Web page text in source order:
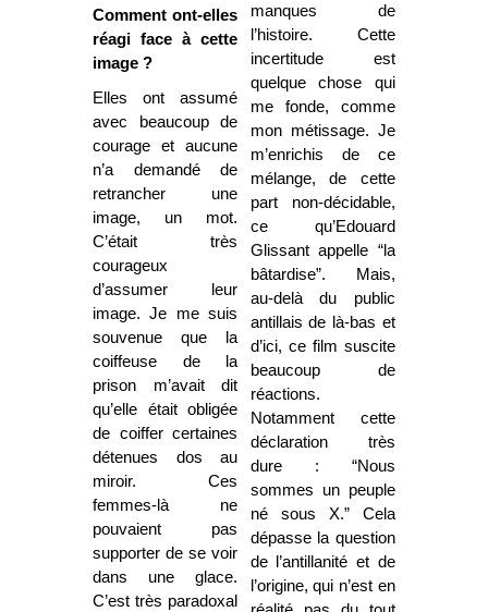
Comment ont-elles
réagi face à cette
image ?
Elles ont assumé
avec beaucoup de
courage et aucune
n’a demandé de
retrancher une
image, un mot.
C’était très
courageux
d’assumer leur
image. Je me suis
souvenue que la
coiffeuse de la
prison m’avait dit
qu’elle était obligée
de coiffer certaines
détenues dos au
miroir. Ces
femmes-là ne
pouvaient pas
supporter de se voir
dans une glace.
C’est très paradoxal
manques de
l’histoire. Cette
incertitude est
quelque chose qui
me fonde, comme
mon métissage. Je
m’enrichis de ce
mélange, de cette
part non-décidable,
ce qu’Edouard
Glissant appelle “la
bâtardise”. Mais,
au-delà du public
antillais de là-bas et
d’ici, ce film suscite
beaucoup de
réactions.
Notamment cette
déclaration très
dure : “Nous
sommes un peuple
né sous X.” Cela
dépasse la question
de l’antillanité et de
l’origine, qui n’est en